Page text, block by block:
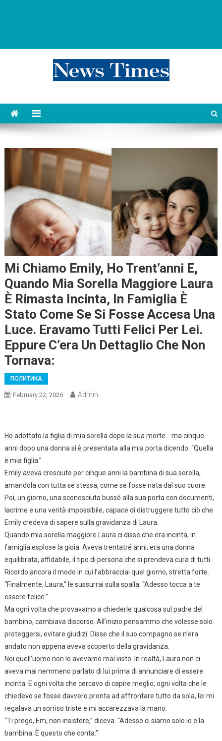
Mi Chiamo Emily, Ho Trent’anni E,
Quando Mia Sorella Maggiore Laura
È Rimasta Incinta, In Famiglia È
Stato Come Se Si Fosse Accesa Una
Luce. Eravamo Tutti Felici Per Lei.
Eppure C’era Un Dettaglio Che Non
Tornava:
ПОЛИТИКА
February 22, 2026 Admin
Ho adottato la figlia di mia sorella dopo la sua morte… ma cinque
anni dopo una donna si è presentata alla mia porta dicendo: “Quella
è mia figlia.”
Emily aveva cresciuto per cinque anni la bambina di sua sorella,
amandola con tutta se stessa, come se fosse nata dal suo cuore.
Poi, un giorno, una sconosciuta bussò alla sua porta con documenti,
lacrime e una verità impossibile, capace di distruggere tutto ciò che
Emily credeva di sapere sulla gravidanza di Laura.
Quando mia sorella maggiore Laura ci disse che era incinta, in
famiglia esplose la gioia. Aveva trentatré anni, era una donna
equilibrata, affidabile, il tipo di persona che si prendeva cura di tutti.
Ricordo ancora il modo in cui l’abbracciai quel giorno, stretta forte.
“Finalmente, Laura,” le sussurrai sulla spalla. “Adesso tocca a te
essere felice.”
Ma ogni volta che provavamo a chiederle qualcosa sul padre del
bambino, cambiava discorso. All’inizio pensammo che volesse solo
proteggersi, evitare giudizi. Disse che il suo compagno se n’era
andato non appena aveva scoperto della gravidanza.
Noi quell’uomo non lo avevamo mai visto. In realtà, Laura non ci
aveva mai nemmeno parlato di lui prima di annunciare di essere
incinta. E ogni volta che cercavo di capire meglio, ogni volta che le
chiedevo se fosse davvero pronta ad affrontare tutto da sola, lei mi
regalava un sorriso triste e mi accarezzava la mano.
“Ti prego, Em, non insistere,” diceva. “Adesso ci siamo solo io e la
bambina. È questo che conta.”